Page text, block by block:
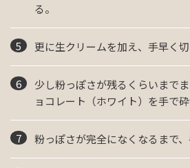
る。
更に生クリームを加え、手早く切
少し粉っぽさが残るくらいまで
ョコレート（ホワイト）を手で
粉っぽさが完全になくなるまで、